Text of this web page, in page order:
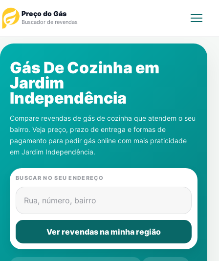
Preço do Gás
Buscador de revendas
Revendedor
Notícias
Cadastre-se
Gás
Contatos
Gás De Cozinha em
Jardim
Independência
Compare revendas de gás de cozinha que atendem o seu
bairro. Veja preço, prazo de entrega e formas de
pagamento para pedir gás online com mais praticidade
em Jardim Independência.
BUSCAR NO SEU ENDEREÇO
Rua, número, bairro
Ver revendas na minha região